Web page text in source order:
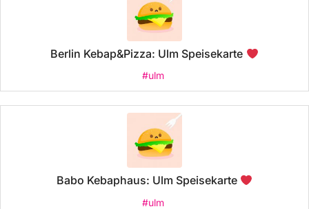
Berlin Kebap&Pizza: Ulm Speisekarte
#ulm
Babo Kebaphaus: Ulm Speisekarte
#ulm